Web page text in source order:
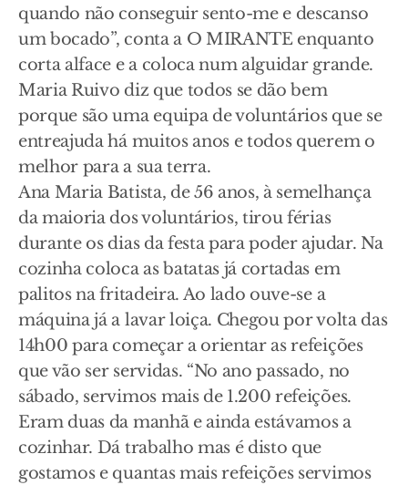
quando não conseguir sento-me e descanso
um bocado”, conta a O MIRANTE enquanto
corta alface e a coloca num alguidar grande.
Maria Ruivo diz que todos se dão bem
porque são uma equipa de voluntários que se
entreajuda há muitos anos e todos querem o
melhor para a sua terra.
Ana Maria Batista, de 56 anos, à semelhança
da maioria dos voluntários, tirou férias
durante os dias da festa para poder ajudar. Na
cozinha coloca as batatas já cortadas em
palitos na fritadeira. Ao lado ouve-se a
máquina já a lavar loiça. Chegou por volta das
14h00 para começar a orientar as refeições
que vão ser servidas. “No ano passado, no
sábado, servimos mais de 1.200 refeições.
Eram duas da manhã e ainda estávamos a
cozinhar. Dá trabalho mas é disto que
gostamos e quantas mais refeições servimos